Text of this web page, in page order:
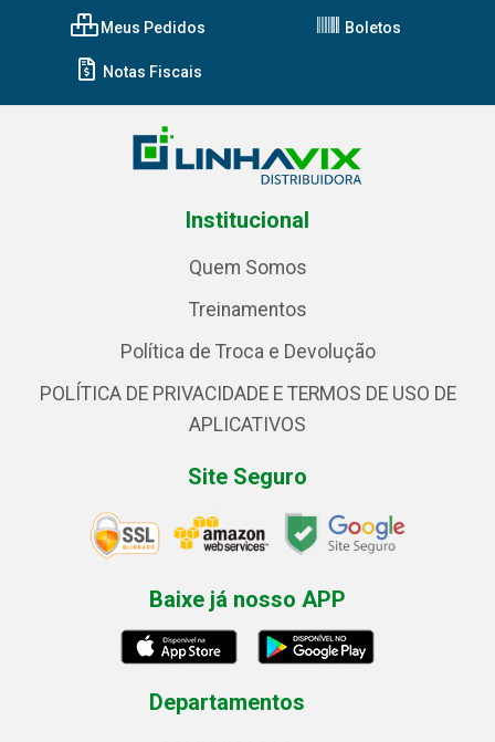
Meus Pedidos Boletos
Notas Fiscais
Institucional
Quem Somos
Treinamentos
Política de Troca e Devolução
POLÍTICA DE PRIVACIDADE E TERMOS DE USO DE
APLICATIVOS
Site Seguro
Baixe já nosso APP
Departamentos